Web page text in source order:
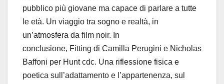
pubblico più giovane ma capace di parlare a tutte
le età. Un viaggio tra sogno e realtà, in
un’atmosfera da film noir. In
conclusione, Fitting di Camilla Perugini e Nicholas
Baffoni per Hunt cdc. Una riflessione fisica e
poetica sull’adattamento e l’appartenenza, sul